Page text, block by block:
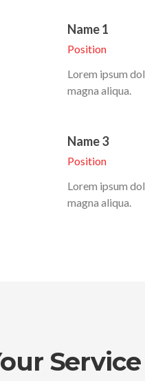
Name 1
Position
Lorem ipsum
magna aliqua.
Name 3
Position
Lorem ipsum
magna aliqua.